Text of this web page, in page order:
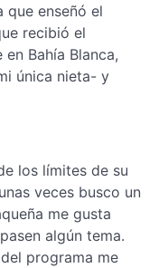
que enseñó el
recibió el
Bahía Blanca,
única nieta- y
los límites de su
veces busco un
me gusta
algún tema.
programa me